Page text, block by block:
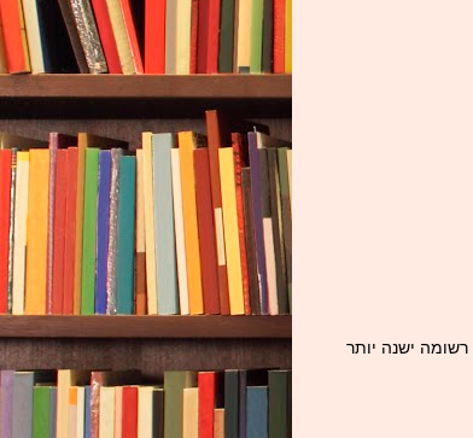
רשומה ישנה יותר